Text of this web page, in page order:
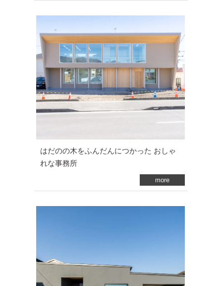
はだのの木をふんだんにつかった おしゃ
れな事務所
more